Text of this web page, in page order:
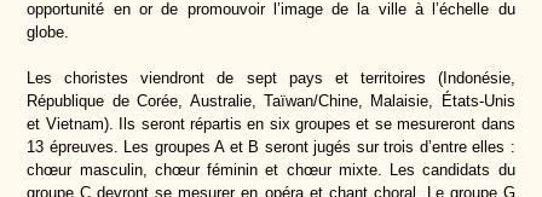
opportunité en or de promouvoir l’image de la ville à l’échelle du
globe.
Les choristes viendront de sept pays et territoires (Indonésie,
République de Corée, Australie, Taïwan/Chine, Malaisie, États-Unis
et Vietnam). Ils seront répartis en six groupes et se mesureront dans
13 épreuves. Les groupes A et B seront jugés sur trois d’entre elles :
chœur masculin, chœur féminin et chœur mixte. Les candidats du
groupe C devront se mesurer en opéra et chant choral. Le groupe G